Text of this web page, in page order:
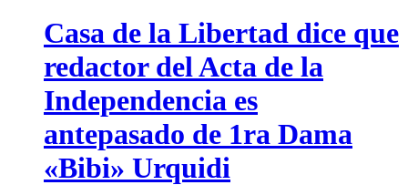
Casa de la Libertad dice que
redactor del Acta de la
Independencia es
antepasado de 1ra Dama
«Bibi» Urquidi